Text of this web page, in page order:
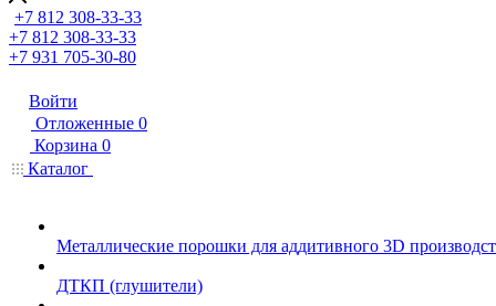
+7 812 308-33-33
+7 812 308-33-33
+7 931 705-30-80
Войти
Отложенные 0
Корзина 0
Каталог
Металлические порошки для аддитивного 3D
ДТКП (глушители)